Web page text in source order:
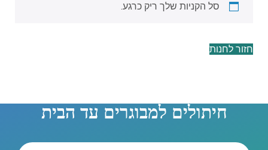
סל הקניות שלך ריק כרגע.
חזור לחנות
חיתולים למבוגרים עד הבית